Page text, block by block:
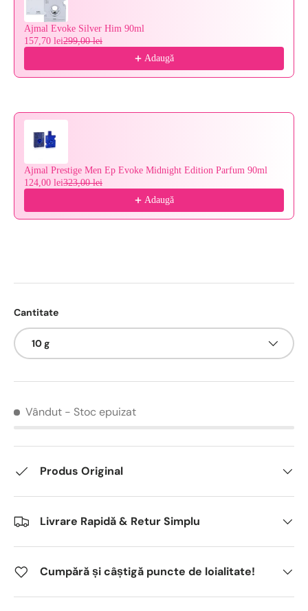
Ajmal Evoke Silver Him 90ml
157,70 lei299,00 lei
Adaugă
Ajmal Prestige Men Ep Evoke Midnight Edition Parfum 90ml
124,00 lei323,00 lei
Adaugă
Cantitate
10 g
Vândut - Stoc epuizat
Produs Original
Livrare Rapidă & Retur Simplu
Cumpără și câștigă puncte de loialitate!